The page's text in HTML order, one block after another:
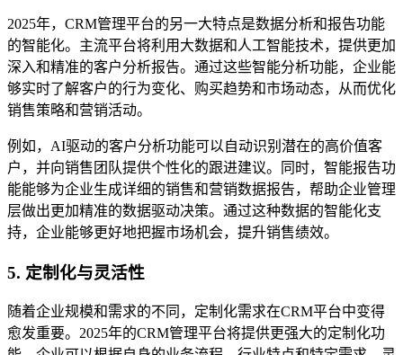
2025年，CRM管理平台的另一大特点是数据分析和报告功能
的智能化。主流平台将利用大数据和人工智能技术，提供更加
深入和精准的客户分析报告。通过这些智能分析功能，企业能
够实时了解客户的行为变化、购买趋势和市场动态，从而优化
销售策略和营销活动。
例如，AI驱动的客户分析功能可以自动识别潜在的高价值客
户，并向销售团队提供个性化的跟进建议。同时，智能报告功
能能够为企业生成详细的销售和营销数据报告，帮助企业管理
层做出更加精准的数据驱动决策。通过这种数据的智能化支
持，企业能够更好地把握市场机会，提升销售绩效。
5. 定制化与灵活性
随着企业规模和需求的不同，定制化需求在CRM平台中变得
愈发重要。2025年的CRM管理平台将提供更强大的定制化功